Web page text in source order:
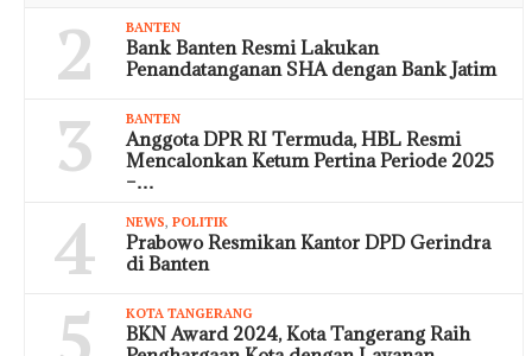
2 BANTEN
Bank Banten Resmi Lakukan
Penandatanganan SHA dengan Bank Jatim
3 BANTEN
Anggota DPR RI Termuda, HBL Resmi
Mencalonkan Ketum Pertina Periode 2025
–…
4 NEWS, POLITIK
Prabowo Resmikan Kantor DPD Gerindra
di Banten
KOTA TANGERANG
BKN Award 2024, Kota Tangerang Raih